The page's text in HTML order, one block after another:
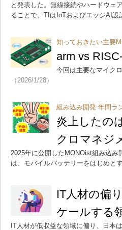
と発表した。無線接続やハードウェ
ることで、TIはIoTおよびエッジAI設
知っておきたい主要
arm vs
今回は主要なマイク
（2026/1/28）
組み込み開発 年間ラ
炎上したの
クロマネジ
2025年に公開したMONOist組み込
は、モバイルバッテリーをはじめと
IT人材の偏
ケールする
IT人材が低収益な領域に偏り、日本